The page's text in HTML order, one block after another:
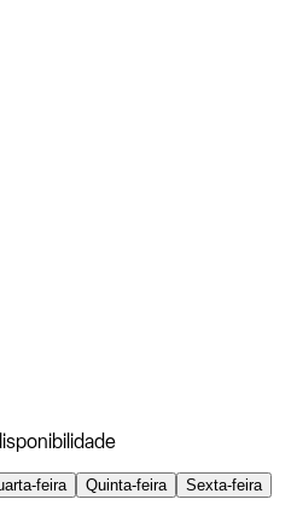
feira Quinta-feira
Sexta-feira